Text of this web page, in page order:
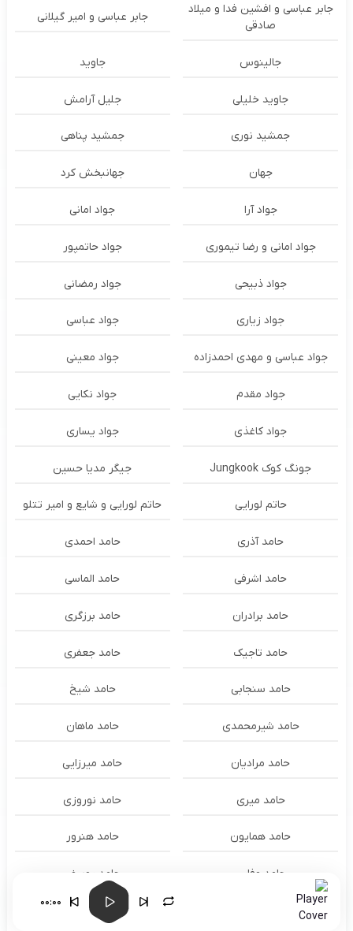
جابر عباسی و افشین فدا و میلاد
صادقی
جابر عباسی و امیر گیلانی
جالینوس جاوید
جاوید خلیلی جلیل آرامش
جمشید نوری جمشید پناهی
جهان جهانبخش کرد
جواد آرا جواد امانی
جواد امانی و رضا تیموری جواد حاتمپور
جواد ذبیحی جواد رمضانی
جواد زیاری جواد عباسی
جواد عباسی و مهدی احمدزاده جواد معینی
جواد مقدم جواد نکایی
جواد کاغذی جواد یساری
جونگ کوک Jungkook جیگر مدیا حسین
حاتم لورایی حاتم لورایی و شایع و امیر تتلو
حامد آذری حامد احمدی
حامد اشرفی حامد الماسی
حامد برادران حامد برزگری
حامد تاجیک حامد جعفری
حامد سنجابی حامد شیخ
حامد شیرمحمدی حامد ماهان
حامد مرادیان حامد میرزایی
حامد میری حامد نوروزی
حامد همایون حامد هنرور
حامد وفایی حامد یوسفی
حامیم
00:00